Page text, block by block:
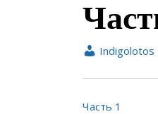
Indigolotos
Часть 1